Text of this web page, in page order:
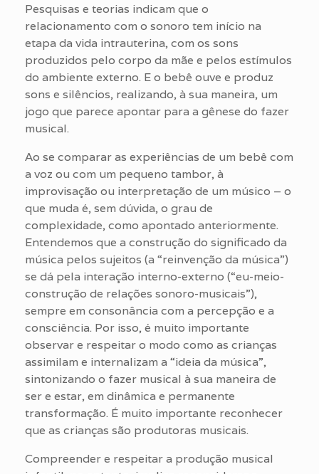
Pesquisas e teorias indicam que o
relacionamento com o sonoro tem início na
etapa da vida intrauterina, com os sons
produzidos pelo corpo da mãe e pelos estímulos
do ambiente externo. E o bebê ouve e produz
sons e silêncios, realizando, à sua maneira, um
jogo que parece apontar para a gênese do fazer
musical.
Ao se comparar as experiências de um bebê com
a voz ou com um pequeno tambor, à
improvisação ou interpretação de um músico – o
que muda é, sem dúvida, o grau de
complexidade, como apontado anteriormente.
Entendemos que a construção do significado da
música pelos sujeitos (a “reinvenção da música”)
se dá pela interação interno-externo (“eu-meio-
construção de relações sonoro-musicais”),
sempre em consonância com a percepção e a
consciência. Por isso, é muito importante
observar e respeitar o modo como as crianças
assimilam e internalizam a “ideia da música”,
sintonizando o fazer musical à sua maneira de
ser e estar, em dinâmica e permanente
transformação. É muito importante reconhecer
que as crianças são produtoras musicais.
Compreender e respeitar a produção musical